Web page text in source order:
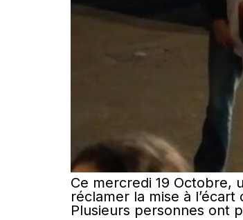
Ce mercredi 19 Octobre,
réclamer la mise à
Plusieurs personnes ont